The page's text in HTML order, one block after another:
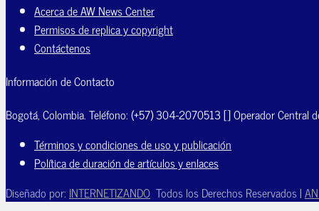
Acerca de AW News Center
Permisos de replica y copyright
Contáctenos
Información de Contacto
Bogotá, Colombia. Teléfono: (+57) 304-2070513 [] Operador Central
Términos y condiciones de uso y publicación
Política de duración de artículos y enlaces
Diseñado por: INTERNETIZANDO Todos los Derechos Reservados |